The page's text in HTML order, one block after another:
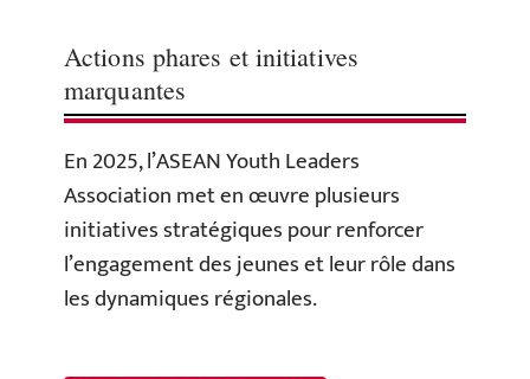
Actions phares et initiatives
marquantes
En 2025, l’ASEAN Youth Leaders
Association met en œuvre plusieurs
initiatives stratégiques pour renforcer
l’engagement des jeunes et leur rôle dans
les dynamiques régionales.